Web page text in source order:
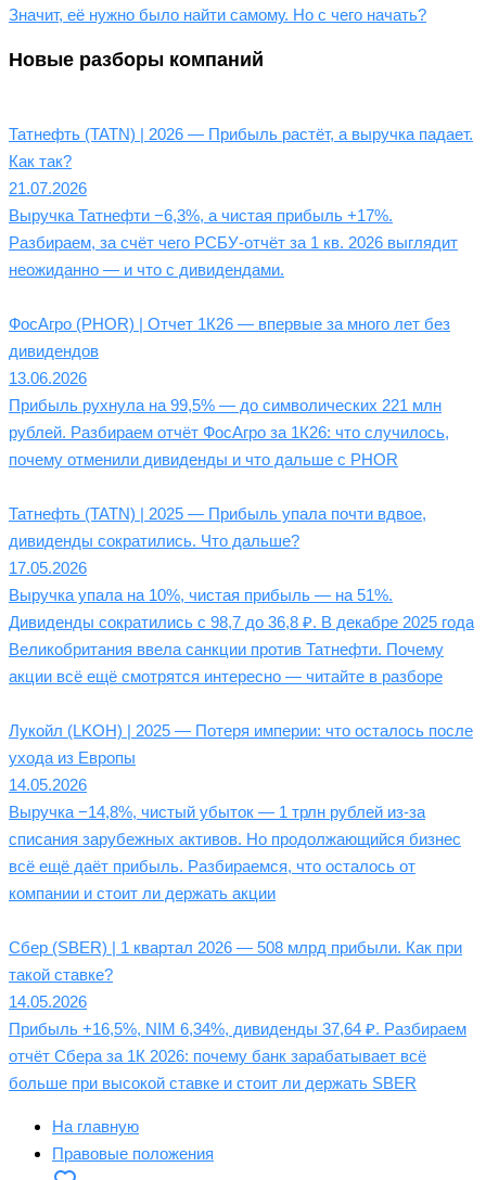
Значит, её нужно было найти самому. Но с чего начать?
Новые разборы компаний
Татнефть (TATN) | 2026 — Прибыль растёт, а выручка падает.
Как так?
21.07.2026
Выручка Татнефти −6,3%, а чистая прибыль +17%.
Разбираем, за счёт чего РСБУ-отчёт за 1 кв. 2026 выглядит
неожиданно — и что с дивидендами.
ФосАгро (PHOR) | Отчет 1К26 — впервые за много лет без
дивидендов
13.06.2026
Прибыль рухнула на 99,5% — до символических 221 млн
рублей. Разбираем отчёт ФосАгро за 1К26: что случилось,
почему отменили дивиденды и что дальше с PHOR
Татнефть (TATN) | 2025 — Прибыль упала почти вдвое,
дивиденды сократились. Что дальше?
17.05.2026
Выручка упала на 10%, чистая прибыль — на 51%.
Дивиденды сократились с 98,7 до 36,8 ₽. В декабре 2025 года
Великобритания ввела санкции против Татнефти. Почему
акции всё ещё смотрятся интересно — читайте в разборе
Лукойл (LKOH) | 2025 — Потеря империи: что осталось после
ухода из Европы
14.05.2026
Выручка −14,8%, чистый убыток — 1 трлн рублей из-за
списания зарубежных активов. Но продолжающийся бизнес
всё ещё даёт прибыль. Разбираемся, что осталось от
компании и стоит ли держать акции
Сбер (SBER) | 1 квартал 2026 — 508 млрд прибыли. Как при
такой ставке?
14.05.2026
Прибыль +16,5%, NIM 6,34%, дивиденды 37,64 ₽. Разбираем
отчёт Сбера за 1К 2026: почему банк зарабатывает всё
больше при высокой ставке и стоит ли держать SBER
На главную
Правовые положения